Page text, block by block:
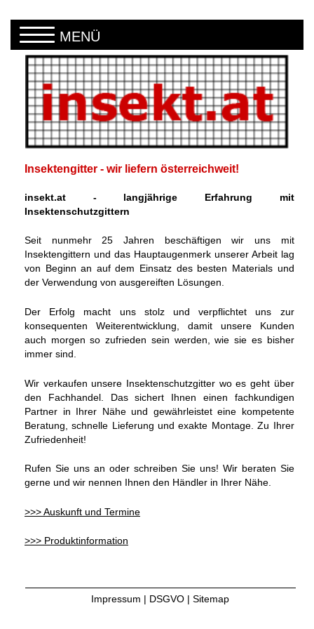
MENÜ
Insektengitter - wir liefern österreichweit!
insekt.at - langjährige Erfahrung mit
Insektenschutzgittern
Seit nunmehr 25 Jahren beschäftigen wir uns mit
Insektengittern und das Hauptaugenmerk unserer Arbeit lag
von Beginn an auf dem Einsatz des besten Materials und
der Verwendung von ausgereiften Lösungen.
Der Erfolg macht uns stolz und verpflichtet uns zur
konsequenten Weiterentwicklung, damit unsere Kunden
auch morgen so zufrieden sein werden, wie sie es bisher
immer sind.
Wir verkaufen unsere Insektenschutzgitter wo es geht über
den Fachhandel. Das sichert Ihnen einen fachkundigen
Partner in Ihrer Nähe und gewährleistet eine kompetente
Beratung, schnelle Lieferung und exakte Montage. Zu Ihrer
Zufriedenheit!
Rufen Sie uns an oder schreiben Sie uns! Wir beraten Sie
gerne und wir nennen Ihnen den Händler in Ihrer Nähe.
>>> Auskunft und Termine
>>> Produktinformation
Impressum | DSGVO |Sitemap